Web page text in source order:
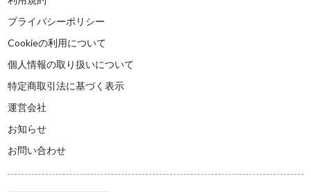
プライバシーポリシー
Cookieの利用について
個人情報の取り扱いについて
特定商取引法に基づく表示
運営会社
お知らせ
お問い合わせ